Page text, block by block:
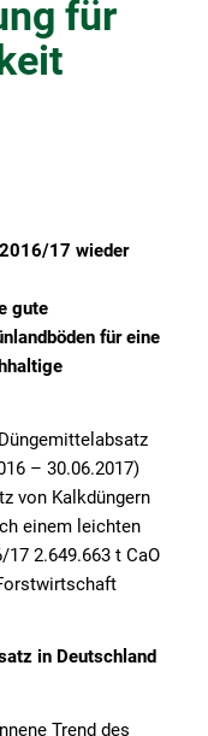
für
17 wieder
gute
für eine
– 30.06.2017)
von Kalkdüngern
einem leichten
2.649.663 t CaO
in Deutschland
Trend des